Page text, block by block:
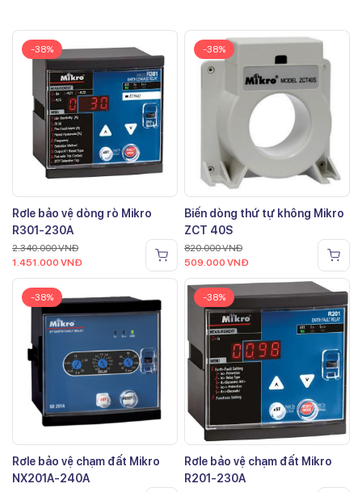
-38%
Rơle bảo vệ dòng rò Mikro
R301-230A
2.340.000VNĐ
1.451.000 VNĐ
-38%
Biến dòng thứ tự không Mikro
ZCT 40S
820.000VNĐ
509.000 VNĐ
-38%
Rơle bảo vệ chạm đất Mikro
NX201A-240A
-38%
Rơle bảo vệ chạm đất Mikro
R201-230A